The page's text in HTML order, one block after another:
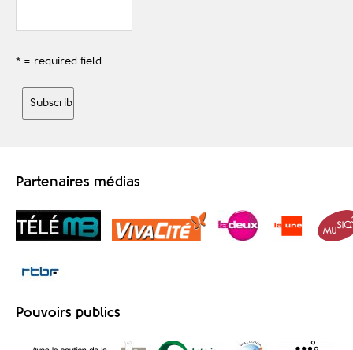
* = required field
Partenaires médias
Pouvoirs publics